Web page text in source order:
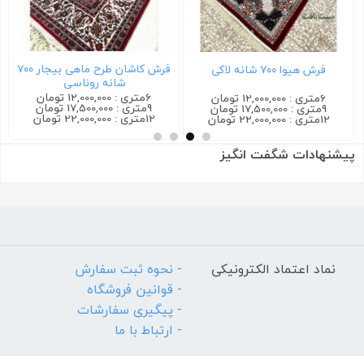
فرش هیوا ۷۰۰ شانه لاکی
6متری : 12,000,000 تومان
9متری : 17,500,000 تومان
12متری : 22,000,000 تومان
فرش کاشان طرح ماهی بیجار ۷۰۰
شانه روناسی
6متری : 12,000,000 تومان
9متری : 17,500,000 تومان
12متری : 22,000,000 تومان
پیشنهادات شگفت انگیز
نماد اعتماد الکترونیکی
- نحوه ثبت سفارش
- قوانین فروشگاه
- پیگیری سفارشات
- ارتباط با ما